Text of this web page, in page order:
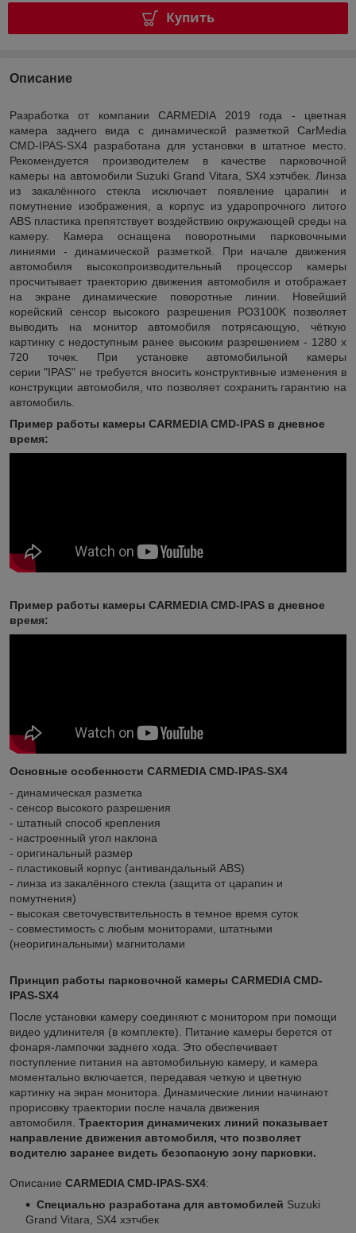
Купить
Описание
Разработка от компании CARMEDIA 2019 года - цветная
камера заднего вида с динамической разметкой CarMedia
CMD-IPAS-SX4 разработана для установки в штатное место.
Рекомендуется производителем в качестве парковочной
камеры на автомобили Suzuki Grand Vitara, SX4 хэтчбек. Линза
из закалённого стекла исключает появление царапин и
помутнение изображения, а корпус из ударопрочного литого
ABS пластика препятствует воздействию окружающей среды на
камеру. Камера оснащена поворотными парковочными
линиями - динамической разметкой. При начале движения
автомобиля высокопроизводительный процессор камеры
просчитывает траекторию движения автомобиля и отображает
на экране динамические поворотные линии. Новейший
корейский сенсор высокого разрешения PO3100K позволяет
выводить на монитор автомобиля потрясающую, чёткую
картинку с недоступным ранее высоким разрешением - 1280 x
720 точек. При установке автомобильной камеры
серии "IPAS" не требуется вносить конструктивные изменения в
конструкции автомобиля, что позволяет сохранить гарантию на
автомобиль.
Пример работы камеры CARMEDIA CMD-IPAS в дневное
время:
Пример работы камеры CARMEDIA CMD-IPAS в дневное
время:
Основные особенности CARMEDIA CMD-IPAS-SX4
- динамическая разметка
- сенсор высокого разрешения
- штатный способ крепления
- настроенный угол наклона
- оригинальный размер
- пластиковый корпус (антивандальный ABS)
- линза из закалённого стекла (защита от царапин и
помутнения)
- высокая светочувствительность в темное время суток
- совместимость с любым мониторами, штатными
(неоригинальными) магнитолами
Принцип работы парковочной камеры CARMEDIA CMD-
IPAS-SX4
После установки камеру соединяют с монитором при помощи
видео удлинителя (в комплекте). Питание камеры берется от
фонаря-лампочки заднего хода. Это обеспечивает
поступление питания на автомобильную камеру, и камера
моментально включается, передавая четкую и цветную
картинку на экран монитора. Динамические линии начинают
прорисовку траектории после начала движения
автомобиля. Траектория динамичеких линий показывает
направление движения автомобиля, что позволяет
водителю заранее видеть безопасную зону парковки.
Описание CARMEDIA CMD-IPAS-SX4:
Специально разработана для автомобилей Suzuki
Grand Vitara, SX4 хэтчбек